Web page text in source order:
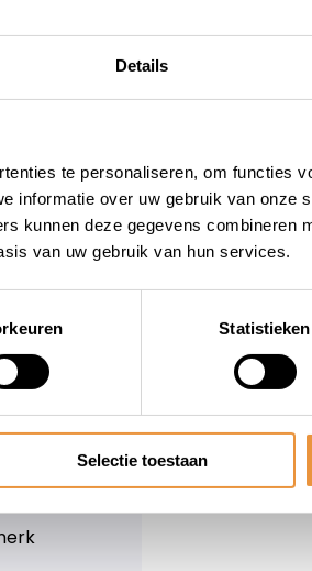
Details
te personaliseren, om functies
informatie over uw gebruik van onze
kunnen deze gegevens combineren
van uw gebruik van hun services.
Statistieken
Selectie toestaan
Informatie
Over ons
Blog